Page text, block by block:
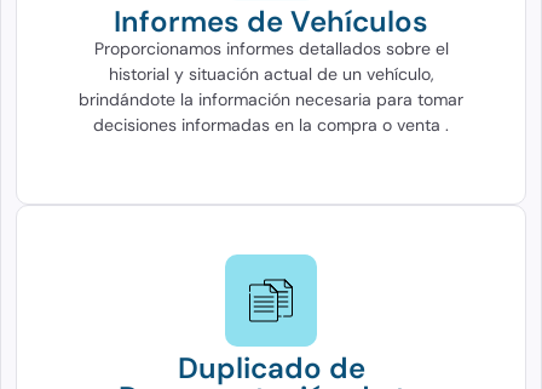
Informes de Vehículos
Proporcionamos informes detallados sobre el
historial y situación actual de un vehículo,
brindándote la información necesaria para tomar
decisiones informadas en la compra o venta .
Duplicado de